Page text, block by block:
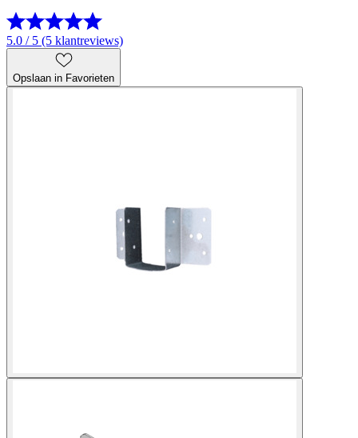
5.0 / 5 (5 klantreviews)
Opslaan in Favorieten